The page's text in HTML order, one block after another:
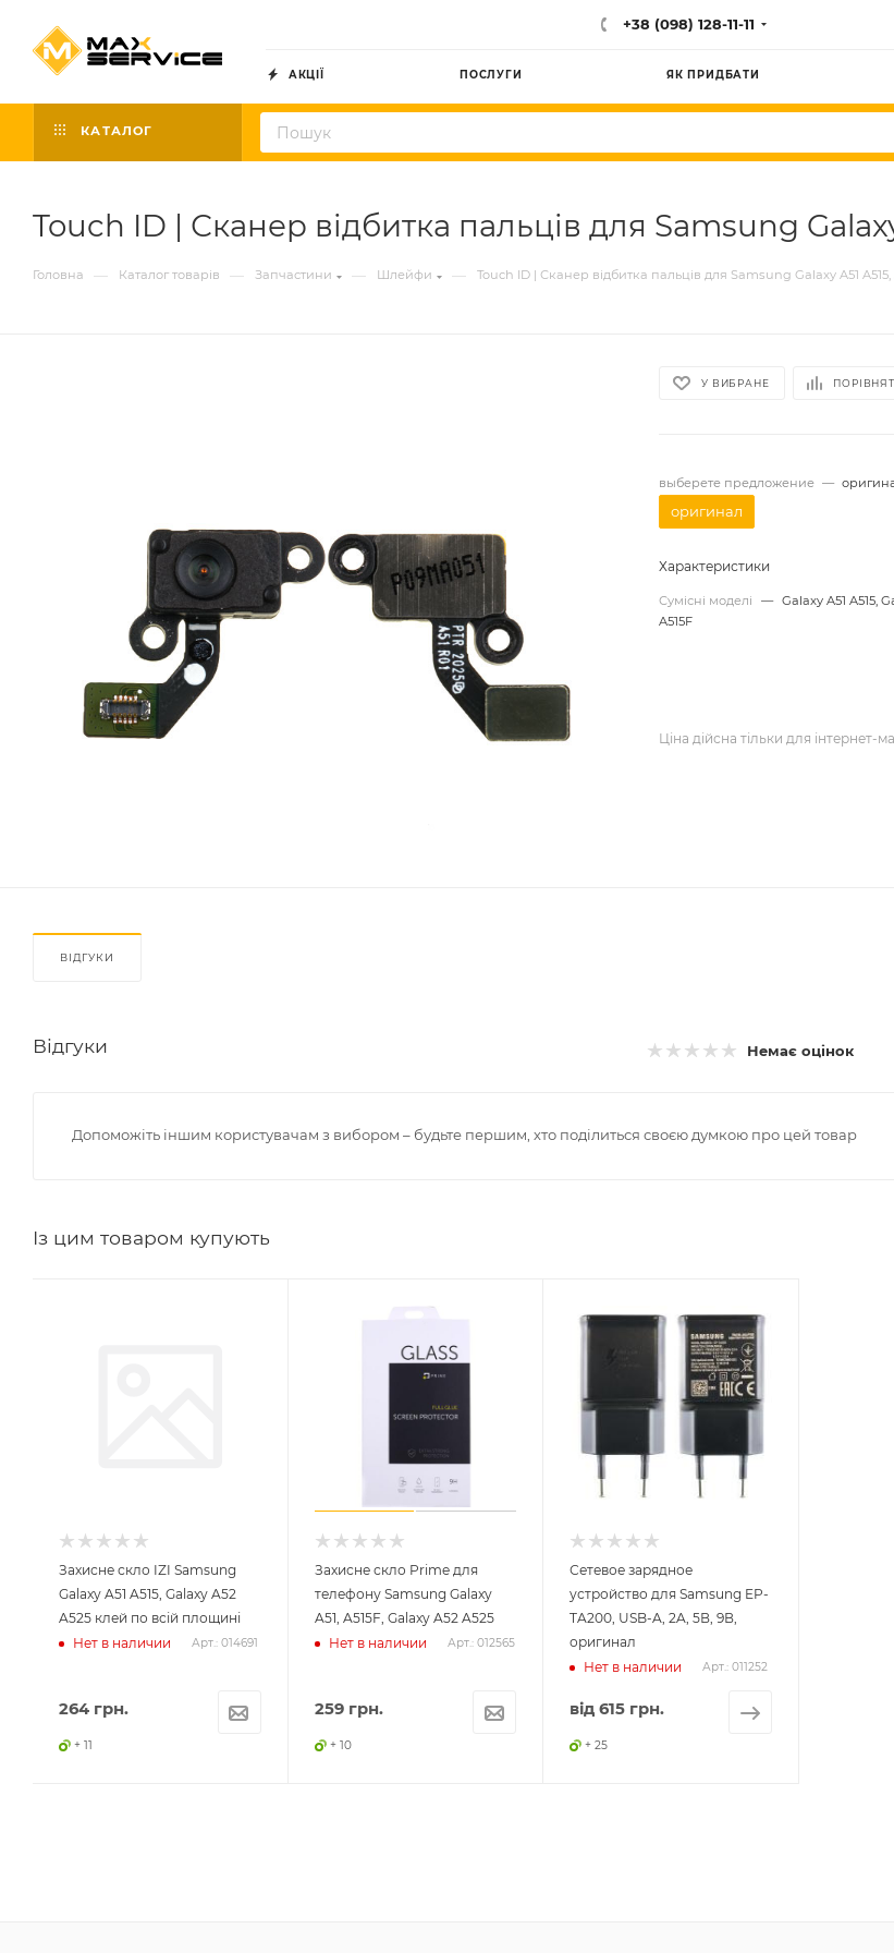
+38 (098) 128-11-11
АКЦІЇ ПОСЛУГИ ЯК ПРИДБАТИ
КАТАЛОГ
Touch ID | Сканер відбитка пальців для Samsung
Головна — Каталог товарів — Запчастини — Шлейфи — Touch ID | Сканер відбитка пальців для Samsung Galaxy A51 A515,
У ВИБРАНЕ
выберете предложение —
оригинал
Характеристики
Сумісні моделі — Galaxy A51 A515,
A515F
Ціна дійсна тільки для інтернет-
ВІДГУКИ
Відгуки Немає оцінок
Допоможіть іншим користувачам з вибором – будьте першим, хто поділиться своєю думкою про цей товар
Із цим товаром купують
Захисне скло IZI Samsung
Galaxy A51 A515, Galaxy A52
A525 клей по всій площині
Нет в наличии
Арт.: 014691
264 грн.
+ 11
Захисне скло Prime для
телефону Samsung Galaxy
A51, A515F, Galaxy A52 A525
Нет в наличии
Арт.: 012565
259грн.
+ 10
Сетевое зарядное
устройство для Samsung EP-
TA200, USB-A, 2A, 5В, 9В,
оригинал
Нет в наличии
Арт.: 011252
від 615 грн.
+ 25